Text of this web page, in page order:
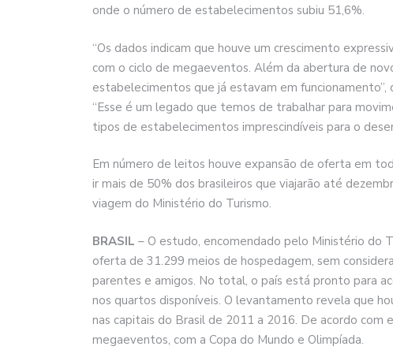
onde o número de estabelecimentos subiu 51,6%.
“Os dados indicam que houve um crescimento
com o ciclo de megaeventos. Além da abertura de
estabelecimentos que já estavam em
“Esse é um legado que temos de trabalhar para
tipos de estabelecimentos imprescindíveis para o
Em número de leitos houve expansão de oferta em
ir mais de 50% dos brasileiros que viajarão até
viagem do Ministério do Turismo.
BRASIL – O estudo, encomendado pelo Ministério do
oferta de 31.299 meios de hospedagem, sem
parentes e amigos. No total, o país está pronto para
nos quartos disponíveis. O levantamento revela que
nas capitais do Brasil de 2011 a 2016. De acordo
megaeventos, com a Copa do Mundo e Olimpíada.